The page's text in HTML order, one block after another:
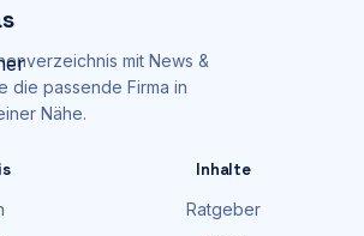
mit News &
die passende Firma in
Nähe.
Inhalte
Ratgeber